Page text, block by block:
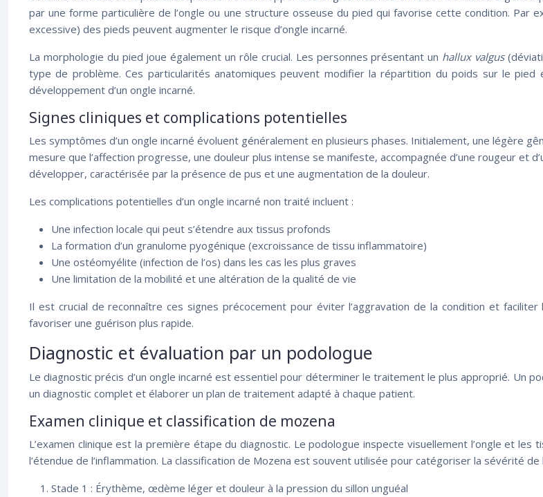
par une forme particulière de l’ongle ou une structure osseuse du pied qui favorise cette condition. Par
excessive) des pieds peuvent augmenter le risque d’ongle incarné.
La morphologie du pied joue également un rôle crucial. Les personnes présentant un hallux valgus
type de problème. Ces particularités anatomiques peuvent modifier la répartition du poids sur le
développement d’un ongle incarné.
Signes cliniques et complications potentielles
Les symptômes d’un ongle incarné évoluent généralement en plusieurs phases. Initialement, une légère
mesure que l’affection progresse, une douleur plus intense se manifeste, accompagnée d’une rougeur et
développer, caractérisée par la présence de pus et une augmentation de la douleur.
Les complications potentielles d’un ongle incarné non traité incluent :
Une infection locale qui peut s’étendre aux tissus profonds
La formation d’un granulome pyogénique (excroissance de tissu inflammatoire)
Une ostéomyélite (infection de l’os) dans les cas les plus graves
Une limitation de la mobilité et une altération de la qualité de vie
Il est crucial de reconnaître ces signes précocement pour éviter l’aggravation de la condition et
favoriser une guérison plus rapide.
Diagnostic et évaluation par un podologue
Le diagnostic précis d’un ongle incarné est essentiel pour déterminer le traitement le plus approprié. Un
un diagnostic complet et élaborer un plan de traitement adapté à chaque patient.
Examen clinique et classification de mozena
L’examen clinique est la première étape du diagnostic. Le podologue inspecte visuellement l’ongle et
l’étendue de l’inflammation. La classification de Mozena est souvent utilisée pour catégoriser la sévérité de
Stade 1 : Érythème, œdème léger et douleur à la pression du sillon unguéal